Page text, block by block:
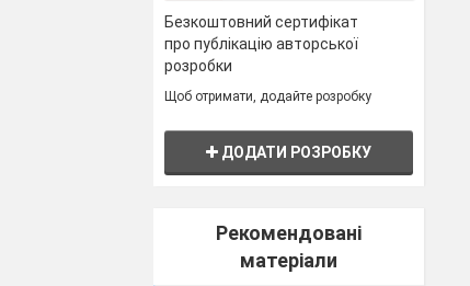
Безкоштовний сертифікат
про публікацію авторської
розробки
Щоб отримати, додайте розробку
ДОДАТИ РОЗРОБКУ
Рекомендовані
матеріали